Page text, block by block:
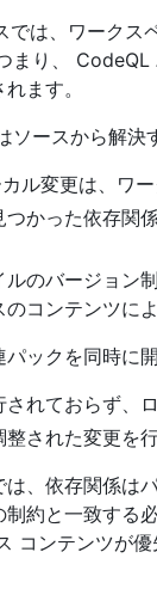
では、ワークス
まり、
ます。
ソースから解決
ル変更は、ワ
つかった依存関
ルのバージョン
コンテンツに
ックを同時に
れておらず、
された変更を
、依存関係は
制約と一致する
コンテンツが優